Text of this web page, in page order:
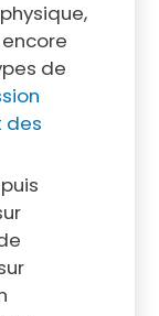
de
des